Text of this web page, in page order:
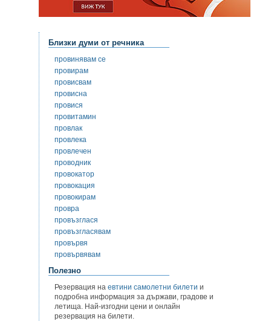
Близки думи от речника
провинявам се
провирам
провисвам
провисна
провися
провитамин
провлак
провлека
провлечен
проводник
провокатор
провокация
провокирам
провра
провъзглася
провъзгласявам
провървя
провървявам
Полезно
Резервация на евтини самолетни билети и
подробна информация за държави, градове и
летища. Най-изгодни цени и онлайн
резервация на билети.